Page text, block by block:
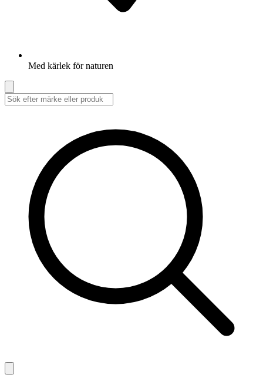
Med kärlek för naturen